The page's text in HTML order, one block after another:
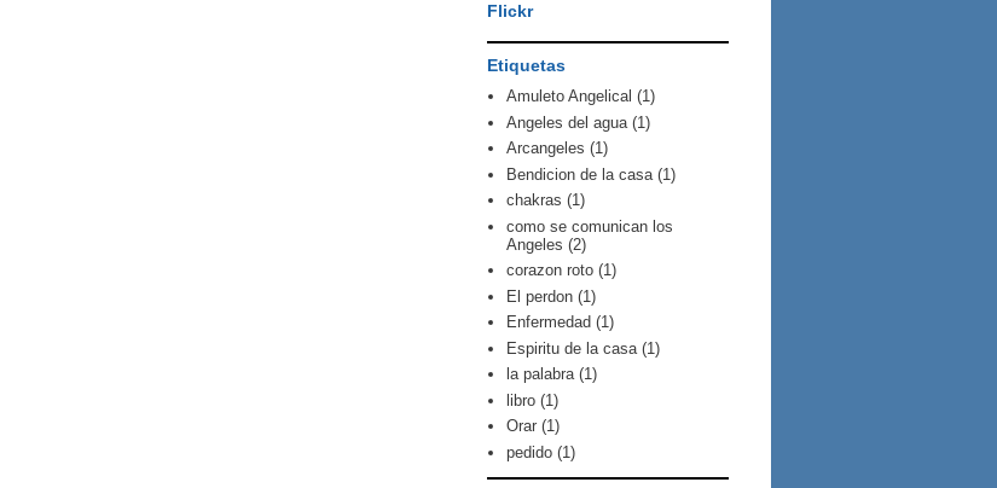
Flickr
Etiquetas
Amuleto Angelical (1)
Angeles del agua (1)
Arcangeles (1)
Bendicion de la casa (1)
chakras (1)
como se comunican los
Angeles (2)
corazon roto (1)
El perdon (1)
Enfermedad (1)
Espiritu de la casa (1)
la palabra (1)
libro (1)
Orar (1)
pedido (1)